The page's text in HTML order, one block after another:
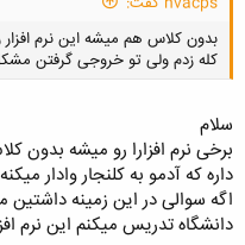
بدون کلاس هم میشه این نرم
کله زدم ولی تو خروجی گرفتن
کلیک
سلام
برخی نرم افزارا رو میشه بدون
داره که آدمو به کلنجار وادار میکنه
اگه سوالی در این زمینه
دانشگاه تدریس میکنم این نرم